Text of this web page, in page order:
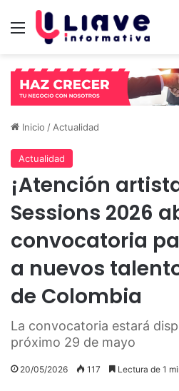
Menú
Inicio / Actualidad
Actualidad
¡Atención
Sessions 2026
convocatoria
a nuevos
de Colombia
La convocatoria estará
próximo 29 de mayo
20/05/2026 117 Lectura de 1